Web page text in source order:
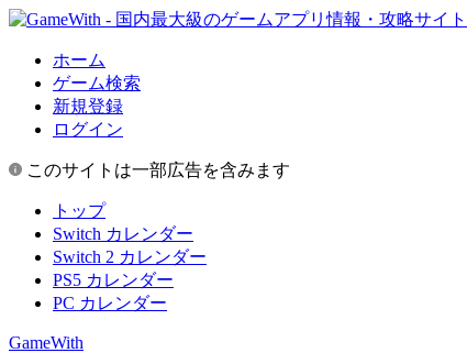
ホーム
ゲーム検索
新規登録
ログイン
このサイトは一部広告を含みます
トップ
Switch カレンダー
Switch 2 カレンダー
PS5 カレンダー
PC カレンダー
GameWith